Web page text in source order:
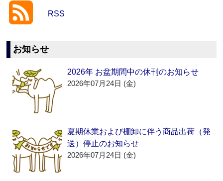
RSS
お知らせ
2026年 お盆期間中の休刊のお知らせ
2026年07月24日 (金)
夏期休業および棚卸に伴う商品出荷（発
送）停止のお知らせ
2026年07月24日 (金)